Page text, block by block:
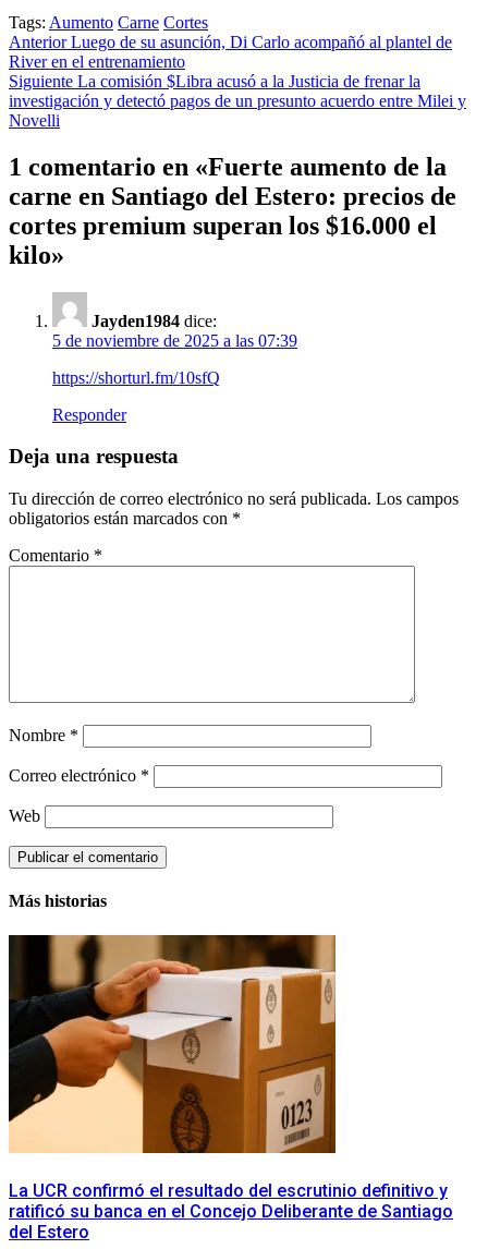
Tags: Aumento Carne Cortes
Post
navigation
AnteriorLuego de su asunción, Di Carlo acompañó al plantel de
River en el entrenamiento
Siguiente La comisión $Libra acusó a la Justicia de frenar la
investigación y detectó pagos de un presunto acuerdo entre Milei y
Novelli
1 comentario en «Fuerte aumento de la
carne en Santiago del Estero: precios de
cortes premium superan los $16.000 el
kilo»
Jayden1984 dice:
5 de noviembre de 2025 a las 07:39
https://shorturl.fm/10sfQ
Responder
Deja una respuesta
Tu dirección de correo electrónico no será publicada. Los campos
obligatorios están marcados con *
Comentario *
Nombre *
Correo electrónico *
Web
Más historias
La UCR confirmó el resultado del escrutinio definitivo y
ratificó su banca en el Concejo Deliberante de Santiago
del Estero